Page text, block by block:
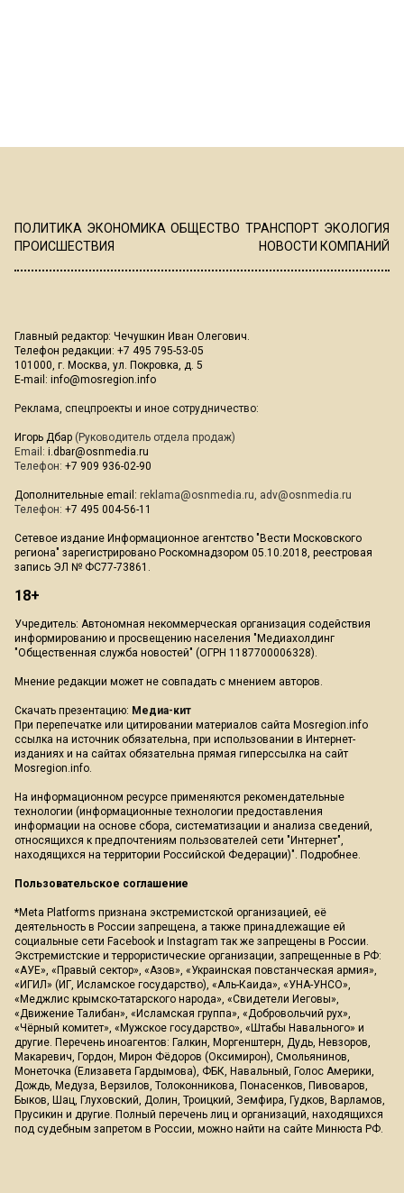
ПОЛИТИКА ЭКОНОМИКА ОБЩЕСТВО ТРАНСПОРТ ЭКОЛОГИЯ
ПРОИСШЕСТВИЯ
НОВОСТИ КОМПАНИЙ
Главный редактор: Чечушкин Иван Олегович.
Телефон редакции: +7 495 795-53-05
101000, г. Москва, ул. Покровка, д. 5
E-mail: info@mosregion.info
Реклама, спецпроекты и иное сотрудничество:
Игорь Дбар (Руководитель отдела продаж)
Email: i.dbar@osnmedia.ru
Телефон: +7 909 936-02-90
Дополнительные email: reklama@osnmedia.ru, adv@osnmedia.ru
Телефон: +7 495 004-56-11
Сетевое издание Информационное агентство "Вести Московского
региона" зарегистрировано Роскомнадзором 05.10.2018, реестровая
запись ЭЛ № ФС77-73861.
18+
Учредитель: Автономная некоммерческая организация содействия
информированию и просвещению населения "Медиахолдинг
"Общественная служба новостей" (ОГРН 1187700006328).
Мнение редакции может не совпадать с мнением авторов.
Скачать презентацию: Медиа-кит
При перепечатке или цитировании материалов сайта Mosregion.info
ссылка на источник обязательна, при использовании в Интернет-
изданиях и на сайтах обязательна прямая гиперссылка на сайт
Mosregion.info.
На информационном ресурсе применяются рекомендательные
технологии (информационные технологии предоставления
информации на основе сбора, систематизации и анализа сведений,
относящихся к предпочтениям пользователей сети "Интернет",
находящихся на территории Российской Федерации)". Подробнее.
Пользовательское соглашение
*Meta Platforms признана экстремистской организацией, её
деятельность в России запрещена, а также принадлежащие ей
социальные сети Facebook и Instagram так же запрещены в России.
Экстремистские и террористические организации, запрещенные в РФ:
«АУЕ», «Правый сектор», «Азов», «Украинская повстанческая армия»,
«ИГИЛ» (ИГ, Исламское государство), «Аль-Каида», «УНА-УНСО»,
«Меджлис крымско-татарского народа», «Свидетели Иеговы»,
«Движение Талибан», «Исламская группа», «Добровольчий рух»,
«Чёрный комитет», «Мужское государство», «Штабы Навального» и
другие. Перечень иноагентов: Галкин, Моргенштерн, Дудь, Невзоров,
Макаревич, Гордон, Мирон Фёдоров (Оксимирон), Смольянинов,
Монеточка (Елизавета Гардымова), ФБК, Навальный, Голос Америки,
Дождь, Медуза, Верзилов, Толоконникова, Понасенков, Пивоваров,
Быков, Шац, Глуховский, Долин, Троицкий, Земфира, Гудков, Варламов,
Прусикин и другие. Полный перечень лиц и организаций, находящихся
под судебным запретом в России, можно найти на сайте Минюста РФ.